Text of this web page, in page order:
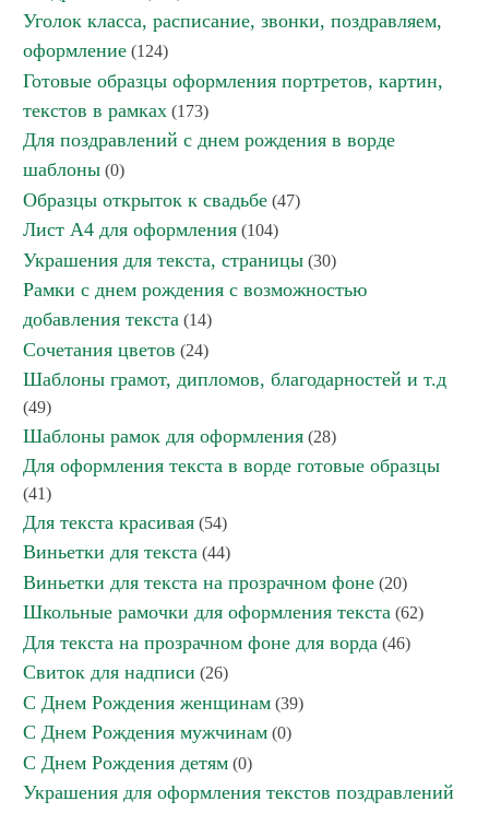
Уголок класса, расписание, звонки, поздравляем,
оформление (124)
Готовые образцы оформления портретов, картин,
текстов в рамках (173)
Для поздравлений с днем рождения в ворде
шаблоны (0)
Образцы открыток к свадьбе (47)
Лист А4 для оформления (104)
Украшения для текста, страницы (30)
Рамки с днем рождения с возможностью
добавления текста (14)
Сочетания цветов (24)
Шаблоны грамот, дипломов, благодарностей и т.д
(49)
Шаблоны рамок для оформления (28)
Для оформления текста в ворде готовые образцы
(41)
Для текста красивая (54)
Виньетки для текста (44)
Виньетки для текста на прозрачном фоне (20)
Школьные рамочки для оформления текста (62)
Для текста на прозрачном фоне для ворда (46)
Свиток для надписи (26)
С Днем Рождения женщинам (39)
С Днем Рождения мужчинам (0)
С Днем Рождения детям (0)
Украшения для оформления текстов поздравлений